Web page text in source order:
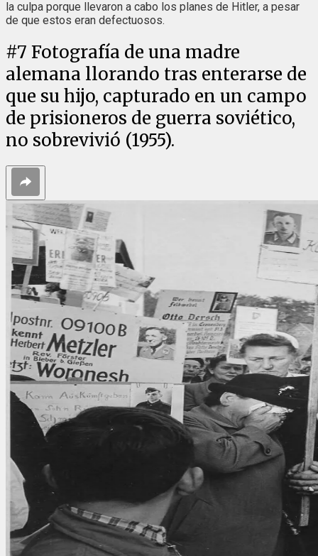
la culpa porque llevaron a cabo los planes de Hitler, a pesar
de que estos eran defectuosos.
#7 Fotografía de una madre
alemana llorando tras enterarse de
que su hijo, capturado en un campo
de prisioneros de guerra soviético,
no sobrevivió (1955).